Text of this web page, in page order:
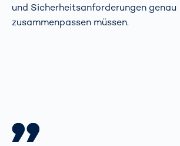
und Sicherheitsanforderungen genau
zusammenpassen müssen.